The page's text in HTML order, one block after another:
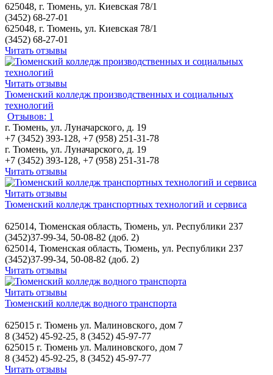
625048, г. Тюмень, ул. Киевская 78/1
(3452) 68-27-01
625048, г. Тюмень, ул. Киевская 78/1
(3452) 68-27-01
Читать отзывы
Читать отзывы
Тюменский колледж производственных и социальных
технологий
Отзывов: 1
г. Тюмень, ул. Луначарского, д. 19
+7 (3452) 393-128, +7 (958) 251-31-78
г. Тюмень, ул. Луначарского, д. 19
+7 (3452) 393-128, +7 (958) 251-31-78
Читать отзывы
Читать отзывы
Тюменский колледж транспортных технологий и сервиса
625014, Тюменская область, Тюмень, ул. Республики 237
(3452)37-99-34, 50-08-82 (доб. 2)
625014, Тюменская область, Тюмень, ул. Республики 237
(3452)37-99-34, 50-08-82 (доб. 2)
Читать отзывы
Читать отзывы
Тюменский колледж водного транспорта
625015 г. Тюмень ул. Малиновского, дом 7
8 (3452) 45-92-25, 8 (3452) 45-97-77
625015 г. Тюмень ул. Малиновского, дом 7
8 (3452) 45-92-25, 8 (3452) 45-97-77
Читать отзывы